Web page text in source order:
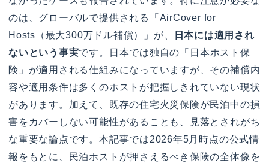
のは、グローバルで提供される「AirCover for
Hosts（最大300万ドル補償）」が、
日本には適用され
ないという事実です。日本では独自の「日本ホスト保
険」が適用される仕組みになっていますが、その補償内
容や適用条件は多くのホストが把握しきれていない現状
があります。加えて、既存の住宅火災保険が民泊中の損
害をカバーしない可能性があることも、見落とされがち
な重要な論点です。本記事では2026年5月時点の公式情
報をもとに、民泊ホストが押さえるべき保険の全体像を